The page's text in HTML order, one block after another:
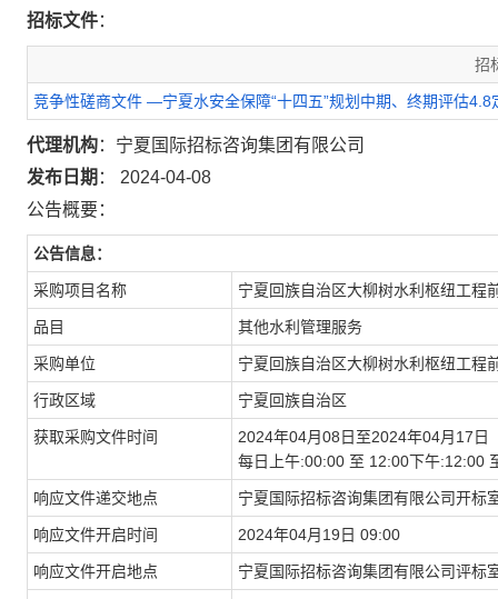
招标文件：
招
竞争性磋商文件 —宁夏水安全保障“十四五”规划中期、终期评估4.8
代理机构：宁夏国际招标咨询集团有限公司
发布日期 ： 2024-04-08
公告概要：
公告信息：
采购项目名称 宁夏回族自治区大柳树水利枢纽工程
品目 其他水利管理服务
采购单位 宁夏回族自治区大柳树水利枢纽工程
行政区域 宁夏回族自治区
获取采购文件时间
2024年04月08日至2024年04月17日
每日上午:00:00 至 12:00下午:12:00
响应文件递交地点 宁夏国际招标咨询集团有限公司开标
响应文件开启时间 2024年04月19日 09:00
响应文件开启地点 宁夏国际招标咨询集团有限公司评标